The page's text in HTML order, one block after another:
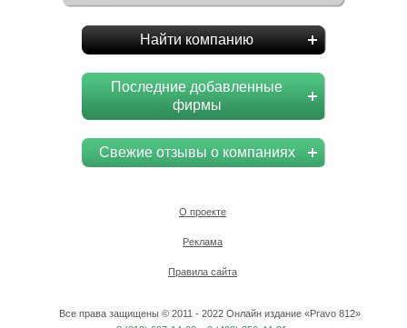
Найти компанию
Последние добавленные
фирмы
Свежие отзывы о компаниях
О проекте
Реклама
Правила сайта
Все права защищены © 2011 - 2022 Онлайн издание «Pravo 812»